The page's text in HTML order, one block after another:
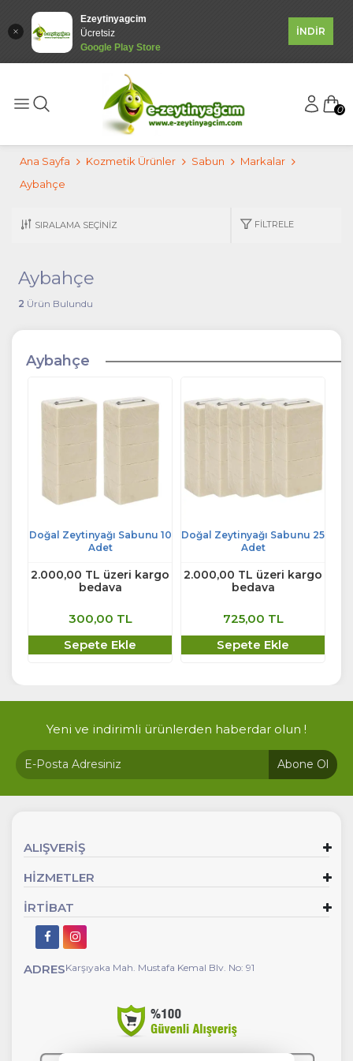
Ezeytinyagcim
Ücretsiz
Google Play Store
İNDİR
0
Ana Sayfa Kozmetik Ürünler Sabun
Markalar
Aybahçe
FILTRELE
Aybahçe
2 Ürün Bulundu
Aybahçe
Doğal Zeytinyağı Sabunu 10
Adet
2.000,00 TL üzeri kargo
bedava
300,00 TL
Sepete Ekle
Doğal Zeytinyağı Sabunu 25
Adet
2.000,00 TL üzeri kargo
bedava
725,00 TL
Sepete Ekle
Yeni ve indirimli ürünlerden haberdar olun !
Abone Ol
ALIŞVERİŞ
HİZMETLER
İRTİBAT
ADRESKarşıyaka Mah. Mustafa Kemal Blv. No: 91